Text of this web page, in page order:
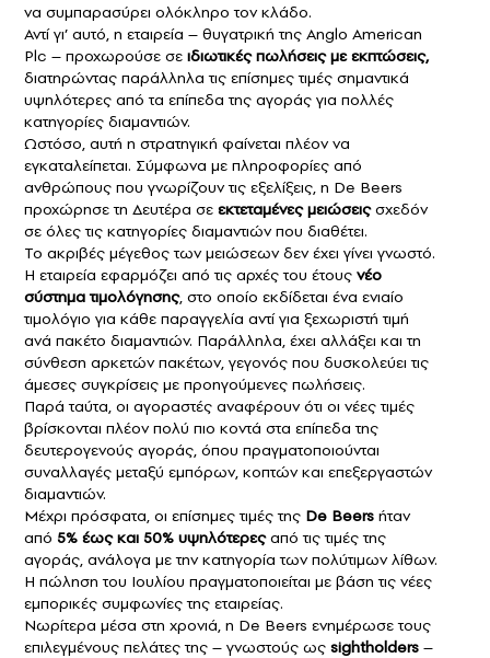
να συμπαρασύρει ολόκληρο τον κλάδο.
Αντί γι’ αυτό, η εταιρεία – θυγατρική της Anglo American
Plc – προχωρούσε σε ιδιωτικές πωλήσεις με εκπτώσεις,
διατηρώντας παράλληλα τις επίσημες τιμές σημαντικά
υψηλότερες από τα επίπεδα της αγοράς για πολλές
κατηγορίες διαμαντιών.
Ωστόσο, αυτή η στρατηγική φαίνεται πλέον να
εγκαταλείπεται. Σύμφωνα με πληροφορίες από
ανθρώπους που γνωρίζουν τις εξελίξεις, η De Beers
προχώρησε τη Δευτέρα σε εκτεταμένες μειώσειςσχεδόν
σε όλες τις κατηγορίες διαμαντιών που διαθέτει.
Το ακριβές μέγεθος των μειώσεων δεν έχει γίνει γνωστό.
Η εταιρεία εφαρμόζει από τις αρχές του έτους νέο
σύστημα τιμολόγησης, στο οποίο εκδίδεται ένα ενιαίο
τιμολόγιο για κάθε παραγγελία αντί για ξεχωριστή τιμή
ανά πακέτο διαμαντιών. Παράλληλα, έχει αλλάξει και τη
σύνθεση αρκετών πακέτων, γεγονός που δυσκολεύει τις
άμεσες συγκρίσεις με προηγούμενες πωλήσεις.
Παρά ταύτα, οι αγοραστές αναφέρουν ότι οι νέες τιμές
βρίσκονται πλέον πολύ πιο κοντά στα επίπεδα της
δευτερογενούς αγοράς, όπου πραγματοποιούνται
συναλλαγές μεταξύ εμπόρων, κοπτών και επεξεργαστών
διαμαντιών.
Μέχρι πρόσφατα, οι επίσημες τιμές της De Beers ήταν
από 5% έως και 50% υψηλότερεςαπό τις τιμές της
αγοράς, ανάλογα με την κατηγορία των πολύτιμων λίθων.
Η πώληση του Ιουλίου πραγματοποιείται με βάση τις νέες
εμπορικές συμφωνίες της εταιρείας.
Νωρίτερα μέσα στη χρονιά, η De Beers ενημέρωσε τους
επιλεγμένους πελάτες της – γνωστούς ως sightholders –